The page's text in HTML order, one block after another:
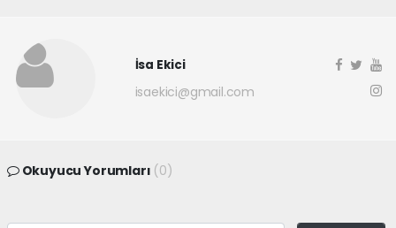
İsa Ekici
isaekici@gmail.com
Okuyucu Yorumları (0)